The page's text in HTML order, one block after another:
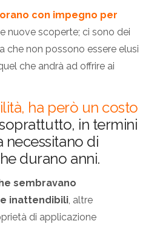
con impegno per
nuove scoperte; ci sono dei
che non possono essere elusi
che andrà ad offrire ai
ha però un costo
in termini
necessitano di
durano anni.
sembravano
inattendibili, altre
di applicazione